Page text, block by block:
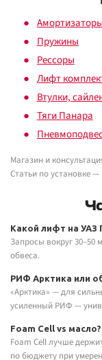
Амортизаторы
Пружины
Рессоры
Лифт
Втулки,
Тяги Панара
Магазин и
Статьи по установке
Какой лифт на УАЗ
Запросы вокруг 30–50
обвеса.
РИФ Арктика или
«Арктика» — для
усиленный РИФ —
Foam Cell vs масло?
Foam Cell лучше
по бюджету при